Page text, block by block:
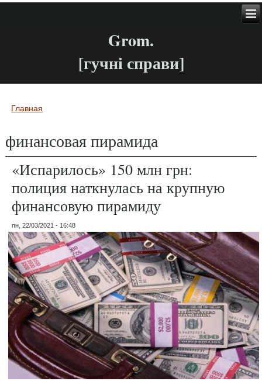
Grom.
[гучні справи]
Вы здесь
Главная
финансовая пирамида
«Испарилось» 150 млн грн:
полиция наткнулась на крупную
финансовую пирамиду
пн, 22/03/2021 - 16:48